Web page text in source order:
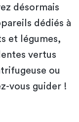
désormais
dédiés à
et légumes,
vertus
ou
vous guider !